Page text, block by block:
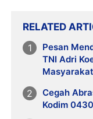
RELATED
Pesan
TNI Adri
Cegah
Kodim